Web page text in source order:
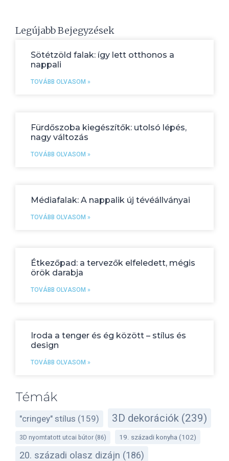
Legújabb Bejegyzések
Sötétzöld falak: így lett otthonos a
nappali
TOVÁBB OLVASOM »
Fürdőszoba kiegészítők: utolsó lépés,
nagy változás
TOVÁBB OLVASOM »
Médiafalak: A nappalik új tévéállványai
TOVÁBB OLVASOM »
Étkezőpad: a tervezők elfeledett, mégis
örök darabja
TOVÁBB OLVASOM »
Iroda a tenger és ég között – stílus és
design
TOVÁBB OLVASOM »
Témák
"cringey" stílus (159) 3D dekorációk (239)
3D nyomtatott utcai bútor (86) 19. századi konyha (102)
20. századi olasz dizájn (186)